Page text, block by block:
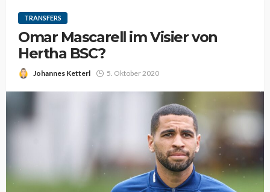
TRANSFERS
Omar Mascarell im Visier von
Hertha BSC?
Johannes Ketterl 5. Oktober 2020